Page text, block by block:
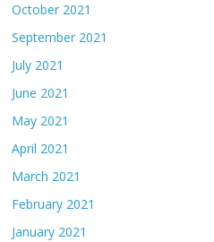
October 2021
September 2021
July 2021
June 2021
May 2021
April 2021
March 2021
February 2021
January 2021